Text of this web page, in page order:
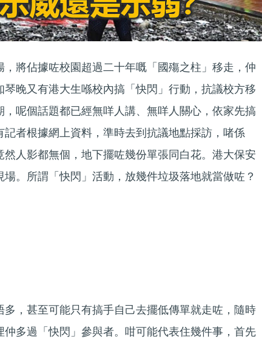
將佔據咗校園超過二十年嘅「國殤之柱」移走，仲
琴晚又有港大生喺校內搞「快閃」行動，抗議校方移
呢個話題都已經無咩人講、無咩人關心，依家先搞
者根據網上資料，準時去到抗議地點採訪，啫係
然人影都無個，地下擺咗幾份單張同白花。港大保安
。所謂「快閃」活動，放幾件垃圾落地就當做咗？
，甚至可能只有搞手自己去擺低傳單就走咗，隨時
多過「快閃」參與者。咁可能代表住幾件事，首先